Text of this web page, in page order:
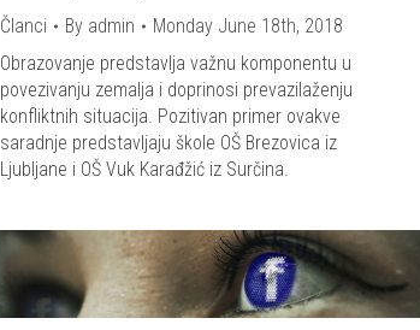
Članci By admin
Monday June 18th, 2018
Obrazovanje predstavlja važnu komponentu u
povezivanju zemalja i doprinosi prevazilaženju
konfliktnih situacija. Pozitivan primer ovakve
saradnje predstavljaju škole OŠ Brezovica iz
Ljubljane i OŠ Vuk Karađžić iz Surčina.